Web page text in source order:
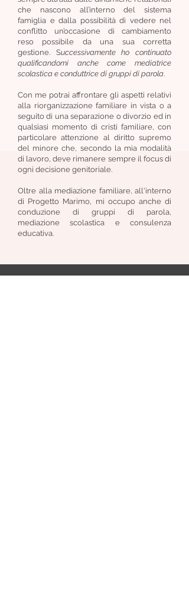
che nascono all’interno del sistema
famiglia e dalla possibilità di vedere nel
conflitto un’occasione di cambiamento
reso possibile da una sua corretta
gestione. Successivamente ho continuato
qualificandomi anche come mediatrice
scolastica e conduttrice di gruppi di parola.
Con me potrai affrontare gli aspetti relativi
alla riorganizzazione familiare in vista o a
seguito di una separazione o divorzio ed in
qualsiasi momento di cristi familiare, con
particolare attenzione al diritto supremo
del minore che, secondo la mia modalità
di lavoro, deve rimanere sempre il focus di
ogni decisione genitoriale.
Oltre alla mediazione familiare, all'interno
di Progetto Marimo, mi occupo anche di
conduzione di gruppi di parola,
mediazione scolastica e consulenza
educativa.